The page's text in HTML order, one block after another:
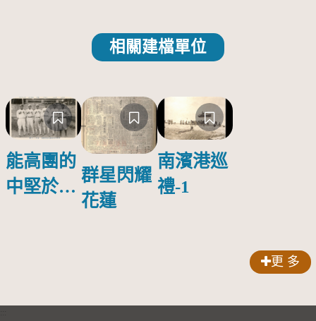
相關建檔單位
能高團的
中堅於花
群星閃耀
花蓮
南濱港巡
禮-1
更 多